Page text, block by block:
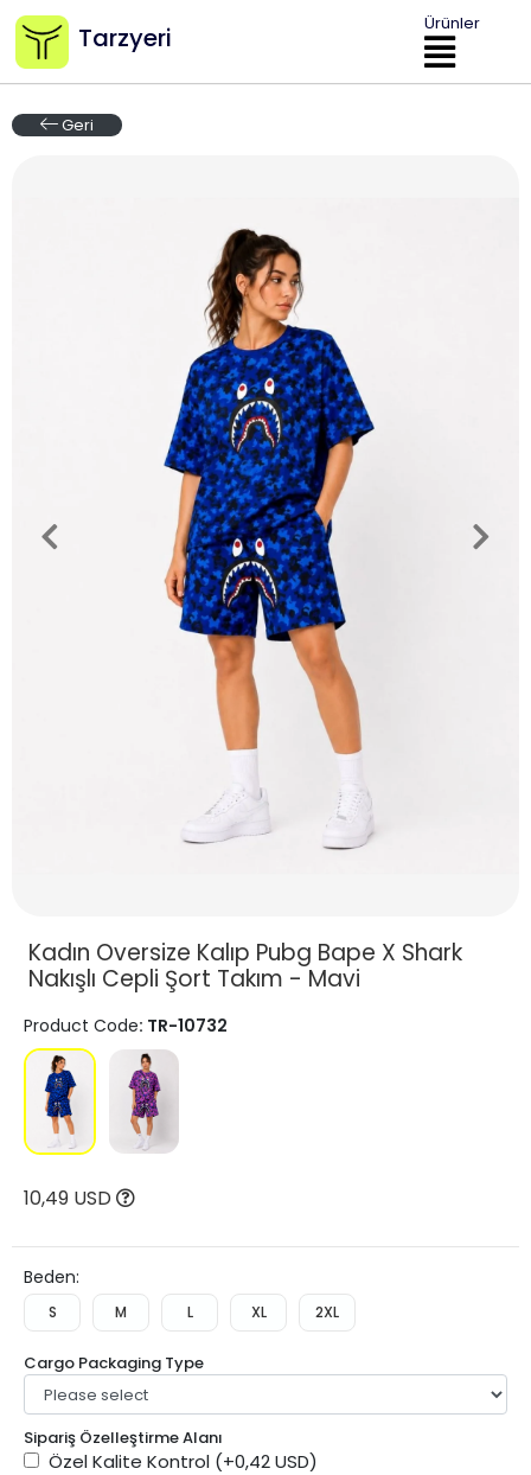
Tarzyeri Ürünler
Geri
Kadın Oversize Kalıp Pubg Bape X Shark
Nakışlı Cepli Şort Takım - Mavi
Product Code: TR-10732
10,49 USD
Beden:
S M L XL 2XL
Cargo Packaging Type
Sipariş Özelleştirme Alanı
Özel Kalite Kontrol (+0,42 USD)